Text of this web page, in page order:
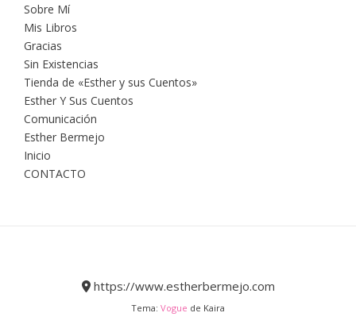
Sobre Mí
Mis Libros
Gracias
Sin Existencias
Tienda de «Esther y sus Cuentos»
Esther Y Sus Cuentos
Comunicación
Esther Bermejo
Inicio
CONTACTO
https://www.estherbermejo.com
Tema: Vogue de Kaira